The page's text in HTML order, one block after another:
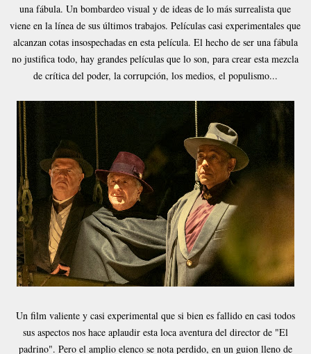
una fábula. Un bombardeo visual y de ideas de lo más surrealista que
viene en la línea de sus últimos trabajos. Películas casi experimentales que
alcanzan cotas insospechadas en esta película. El hecho de ser una fábula
no justifica todo, hay grandes películas que lo son, para crear esta mezcla
de crítica del poder, la corrupción, los medios, el populismo...
Un film valiente y casi experimental que si bien es fallido en casi todos
sus aspectos nos hace aplaudir esta loca aventura del director de "El
padrino". Pero el amplio elenco se nota perdido, en un guion lleno de